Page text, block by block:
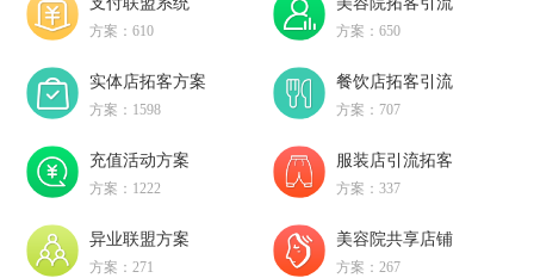
方案：610 方案：650
实体店拓客方案
方案：1598
餐饮店拓客引流
方案：707
充值活动方案
方案：1222
服装店引流拓客
方案：337
异业联盟方案
方案：271
美容院共享店铺
方案：267